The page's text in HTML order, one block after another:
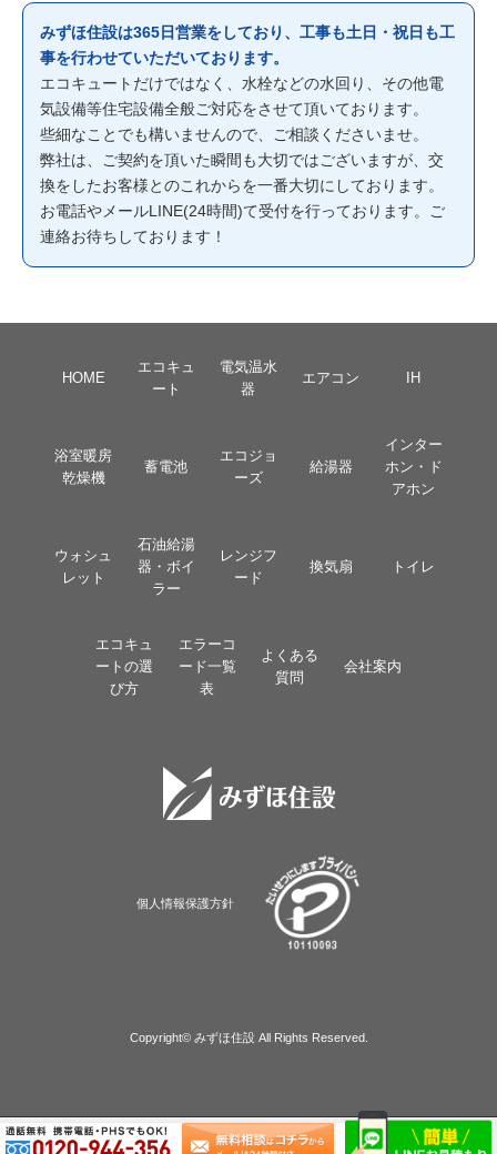
みずほ住設は365日営業をしており、工事も土日・祝日も工
事を行わせていただいております。
エコキュートだけではなく、水栓などの水回り、その他電
気設備等住宅設備全般ご対応をさせて頂いております。
些細なことでも構いませんので、ご相談くださいませ。
弊社は、ご契約を頂いた瞬間も大切ではございますが、交
換をしたお客様とのこれからを一番大切にしております。
お電話やメールLINE(24時間)て受付を行っております。ご
連絡お待ちしております！
HOME
エコキュ
ート
電気温水
器
エアコン IH
浴室暖房
乾燥機
蓄電池
エコジョ
ーズ
給湯器
インター
ホン・ド
アホン
ウォシュ
レット
石油給湯
器・ボイ
ラー
レンジフ
ード
換気扇 トイレ
エコキュ
ートの選
び方
エラーコ
ード一覧
表
よくある
質問
会社案内
個人情報保護方針
Copyright© みずほ住設 All Rights Reserved.